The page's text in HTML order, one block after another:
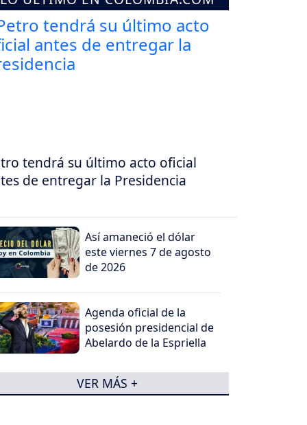
tendrá su último acto oficial
de entregar la Presidencia
Así amaneció el dólar
este viernes 7 de agosto
de 2026
Agenda oficial de la
posesión presidencial de
Abelardo de la Espriella
VER MÁS +